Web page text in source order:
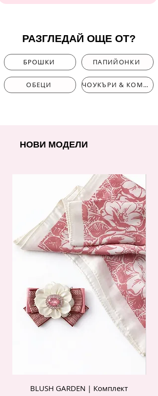
РАЗГЛЕДАЙ ОЩЕ ОТ?
БРОШКИ ПАПИЙОНКИ
ОБЕЦИ ЧОУКЪРИ & КОМПЛЕКТИ
НОВИ МОДЕЛИ
BLUSH GARDEN | Комплект